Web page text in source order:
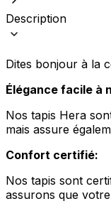
Description
Dites bonjour à la
Élégance facile à
Nos tapis Hera
mais assure
Confort certifié:
Nos tapis sont
assurons que